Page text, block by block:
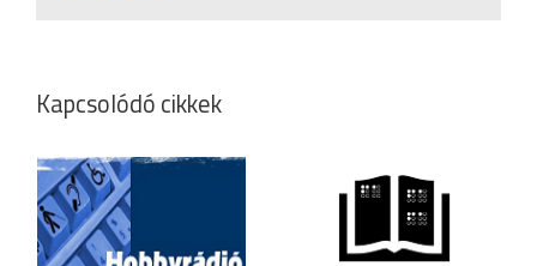
Kapcsolódó cikkek